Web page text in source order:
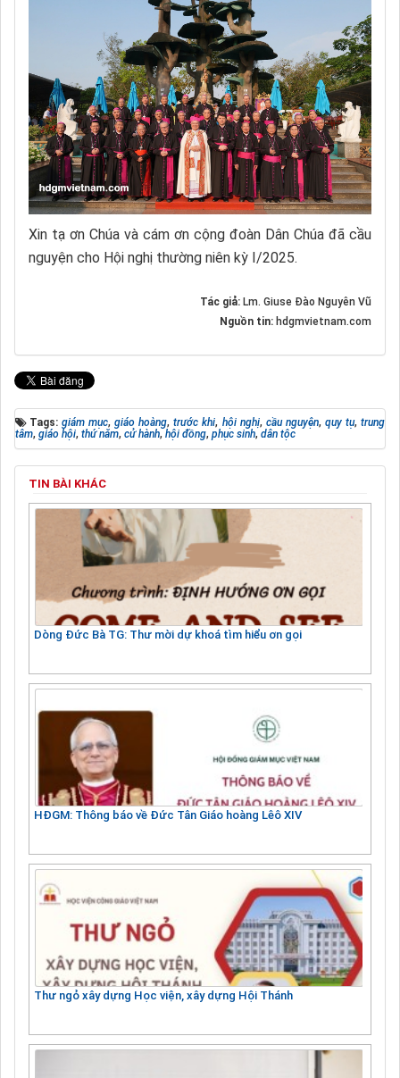
Xin tạ ơn Chúa và cám ơn cộng đoàn Dân Chúa đã cầu
nguyện cho Hội nghị thường niên kỳ I/2025.
Tác giả: Lm. Giuse Đào Nguyên Vũ
Nguồn tin: hdgmvietnam.com
Tags:giám mục,giáo hoàng,trước khi, hội nghị, cầu nguyện, quy tụ,trung
tâm, giáo hội, thứ năm, cử hành, hội đồng, phục sinh, dân tộc
TIN BÀI KHÁC
Dòng Đức Bà TG: Thư mời dự khoá tìm hiểu ơn gọi
HĐGM: Thông báo về Đức Tân Giáo hoàng Lêô XIV
Thư ngỏ xây dựng Học viện, xây dựng Hội Thánh